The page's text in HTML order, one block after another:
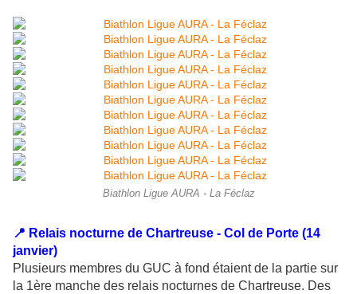
Biathlon Ligue AURA - La Féclaz
📍 Relais nocturne de Chartreuse - Col de Porte (14
janvier)
Plusieurs membres du GUC à fond étaient de la partie sur
la 1ère manche des relais nocturnes de Chartreuse. Des